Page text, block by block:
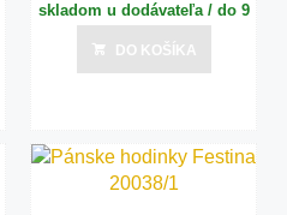
skladom u dodávateľa / do 9
dní
Posledná aktualizácia dnes o 14:00
DO KOŠÍKA